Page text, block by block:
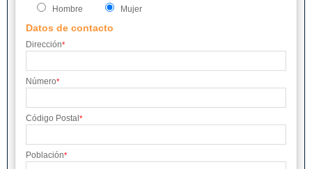
Hombre Mujer
Datos de contacto
Dirección*
Número*
Código Postal *
Población*